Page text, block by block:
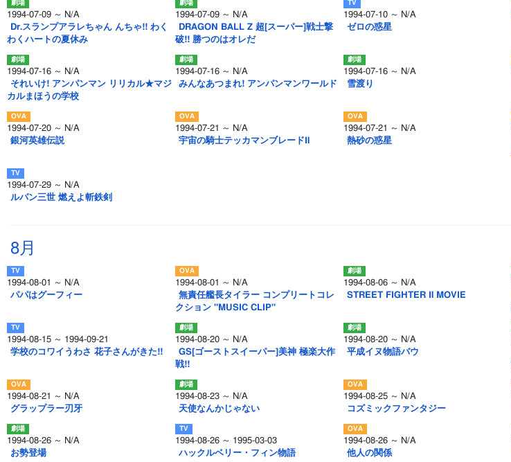
1994-07-09 ～ N/A
Dr.スランプアラレちゃん んちゃ!! わく
わくハートの夏休み
1994-07-09 ～ N/A
DRAGON BALL Z 超[スーパー]戦士撃
破!! 勝つのはオレだ
1994-07-10 ～ N/A
ゼロの惑星
1994-07-16 ～ N/A
それいけ! アンパンマン リリカル★マジ
カルまほうの学校
1994-07-16 ～ N/A
みんなあつまれ! アンパンマンワールド
1994-07-16 ～ N/A
雪渡り
1994-07-20 ～ N/A
銀河英雄伝説
1994-07-21 ～ N/A
宇宙の騎士テッカマンブレードⅡ
1994-07-21 ～ N/A
熱砂の惑星
1994-07-29 ～ N/A
ルパン三世 燃えよ斬鉄剣
8月
1994-08-01 ～ N/A
パパはグーフィー
1994-08-01 ～ N/A
無責任艦長タイラー コンプリートコレ
クション "MUSIC CLIP"
1994-08-06 ～ N/A
STREET FIGHTER Ⅱ MOVIE
1994-08-15 ～ 1994-09-21
学校のコワイうわさ 花子さんがきた!!
1994-08-20 ～ N/A
GS[ゴーストスイーパー]美神 極楽大作
戦!!
1994-08-20 ～ N/A
平成イヌ物語バウ
1994-08-21 ～ N/A
グラップラー刃牙
1994-08-23 ～ N/A
天使なんかじゃない
1994-08-25 ～ N/A
コズミックファンタジー
1994-08-26 ～ N/A
お勢登場
1994-08-26 ～ 1995-03-03
ハックルベリー・フィン物語
1994-08-26 ～ N/A
他人の関係